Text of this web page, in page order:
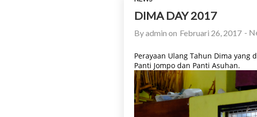
DIMA DAY 2017
Byadmin on Februari 26, 2017 -
Perayaan Ulang Tahun Dima yang
Panti Jompo dan Panti Asuhan.